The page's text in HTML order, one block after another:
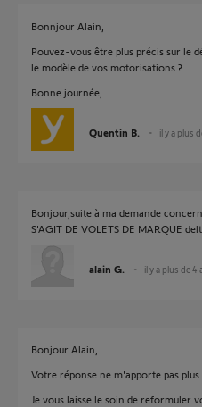
Bonnjour Alain,
Pouvez-vous être plus précis sur le
le modèle de vos motorisations ?
Bonne journée,
Quentin B. il y a plus
Bonjour,suite à ma demande
S'AGIT DE VOLETS DE MARQUE
alain G. il y a plus de 4
Bonjour Alain,
Votre réponse ne m'apporte pas
Je vous laisse le soin de reformuler